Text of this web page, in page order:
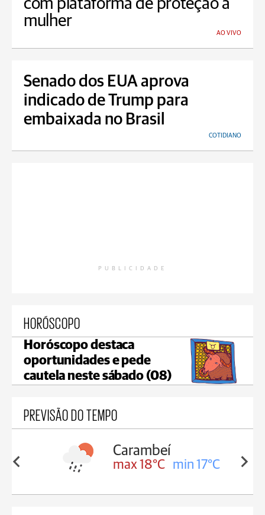
com plataforma de proteção à
mulher
AO VIVO
Senado dos EUA aprova
indicado de Trump para
embaixada no Brasil
COTIDIANO
PUBLICIDADE
HORÓSCOPO
Horóscopo destaca
oportunidades e pede
cautela neste sábado (08)
PREVISÃO DO TEMPO
18°C
Carambeí
max 18°C min 17°C